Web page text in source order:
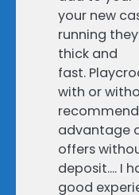
your new
running
thick and
fast.
with or
advantage
offers
deposit…. I
good